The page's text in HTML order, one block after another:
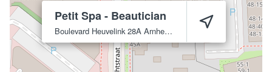
Petit Spa - Beautician
Boulevard Heuvelink 28A Arnhem 6828 KR